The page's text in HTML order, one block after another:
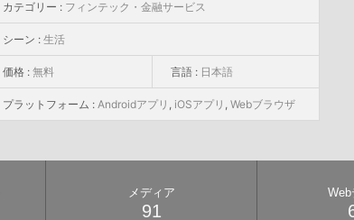
カテゴリー : フィンテック・金融サービス
シーン : 生活
価格 : 無料 言語 : 日本語
プラットフォーム : Androidアプリ , iOSアプリ , Webブラウザ
メディア
91
Web